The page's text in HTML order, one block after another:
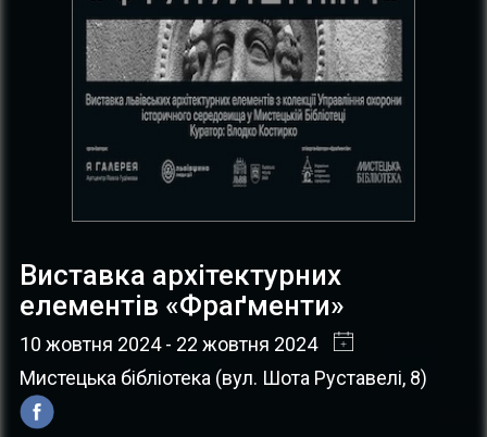
ДОВІДКА
Виставка архітектурних
елементів «Фраґменти»
10 жовтня 2024- 22 жовтня 2024
Мистецька бібліотека (вул. Шота Руставелі, 8)